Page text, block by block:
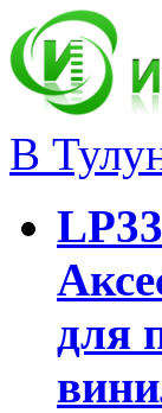
В
для